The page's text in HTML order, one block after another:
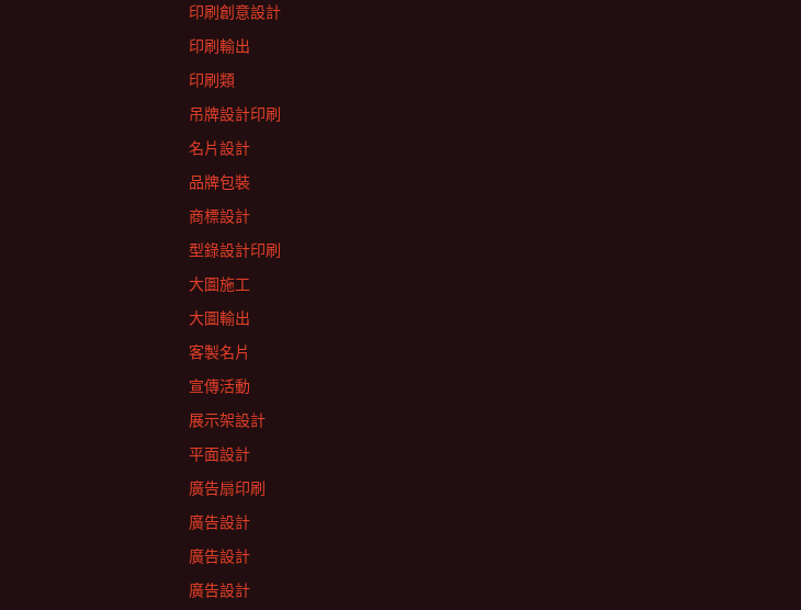
印刷創意設計
印刷輸出
印刷類
吊牌設計印刷
名片設計
品牌包裝
商標設計
型錄設計印刷
大圖施工
大圖輸出
客製名片
宣傳活動
展示架設計
平面設計
廣告扇印刷
廣告設計
廣告設計
廣告設計